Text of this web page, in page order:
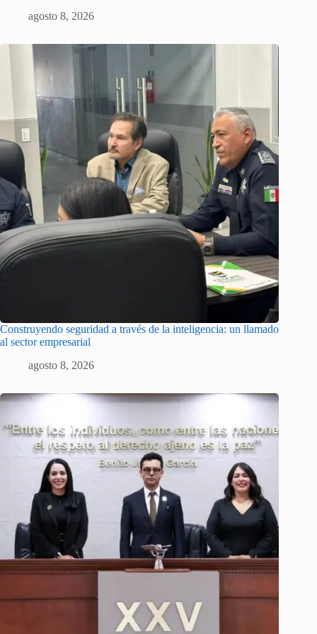
agosto 8, 2026
Construyendo seguridad a través de la inteligencia: un llamado
al sector empresarial
agosto 8, 2026